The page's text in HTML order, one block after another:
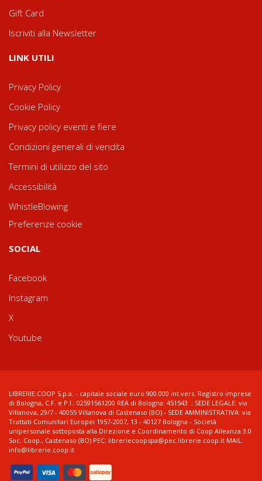
Gift Card
Iscriviti alla Newsletter
LINK UTILI
Privacy Policy
Cookie Policy
Privacy policy eventi e fiere
Condizioni generali di vendita
Termini di utilizzo del sito
Accessibilità
WhistleBlowing
Preferenze cookie
SOCIAL
Facebook
Instagram
X
Youtube
LIBRERIE.COOP S.p.a. - capitale sociale euro 900.000 int.vers. Registro imprese
di Bologna, C.F. e P.I.: 02591561200 REA di Bologna: 451543 ; SEDE LEGALE: via
Villanova, 29/7 - 40055 Villanova di Castenaso (BO) - SEDE AMMINISTRATIVA: via
Trattati Comunitari Europei 1957-2007, 13 - 40127 Bologna - Società
unipersonale sottoposta alla Direzione e Coordinamento di Coop Alleanza 3.0
Soc. Coop., Castenaso (BO) PEC: libreriecoopspa@pec.librerie.coop.it MAIL:
info@librerie.coop.it